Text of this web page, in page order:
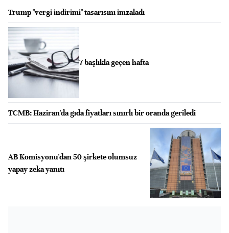
Trump "vergi indirimi" tasarısını imzaladı
7 başlıkla geçen hafta
TCMB: Haziran'da gıda fiyatları sınırlı bir oranda geriledi
AB Komisyonu'dan 50 şirkete olumsuz
yapay zeka yanıtı